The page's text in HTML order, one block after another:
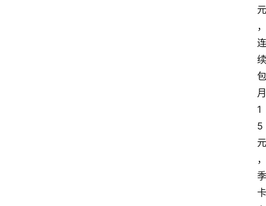
元
，
连
续
包
月
1
5
元
，
季
卡